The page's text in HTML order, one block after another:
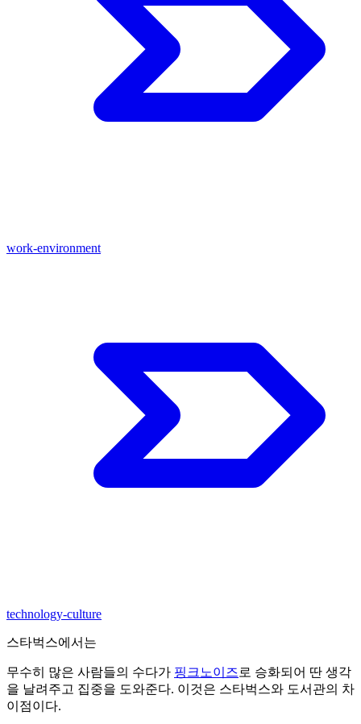
work-environment
technology-culture
스타벅스에서는
무수히 많은 사람들의 수다가 핑크노이즈로 승화되어 딴 생각
을 날려주고 집중을 도와준다. 이것은 스타벅스와 도서관의 차
이점이다.